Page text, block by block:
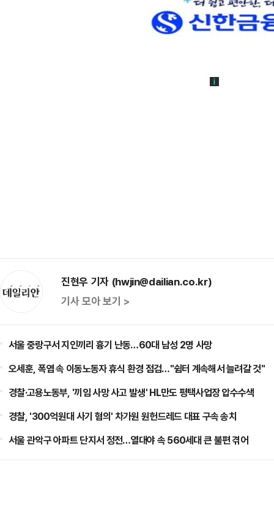
진현우 기자 (hwjin@dailian.co.kr)
기사 모아 보기 >
서울 중랑구서 지인끼리 흉기 난동…60대 남성 2명 사망
오세훈, 폭염 속 이동노동자 휴식 환경 점검…"쉼터 계속해서 늘려갈 것"
경찰·고용노동부, '끼임 사망 사고 발생' HL만도 평택사업장 압수수색
경찰, '300억원대 사기 혐의' 차가원 원헌드레드 대표 구속 송치
서울 관악구 아파트 단지서 정전…열대야 속 560세대 큰 불편 겪어